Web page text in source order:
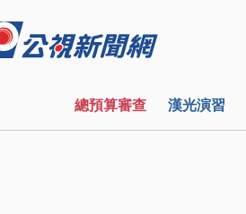
總預算審查 漢光演習